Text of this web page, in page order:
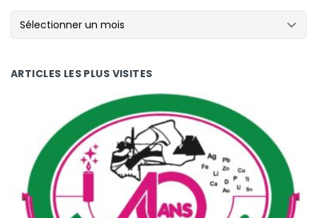
NOS ARCHIVES
ARTICLES LES PLUS VISITES